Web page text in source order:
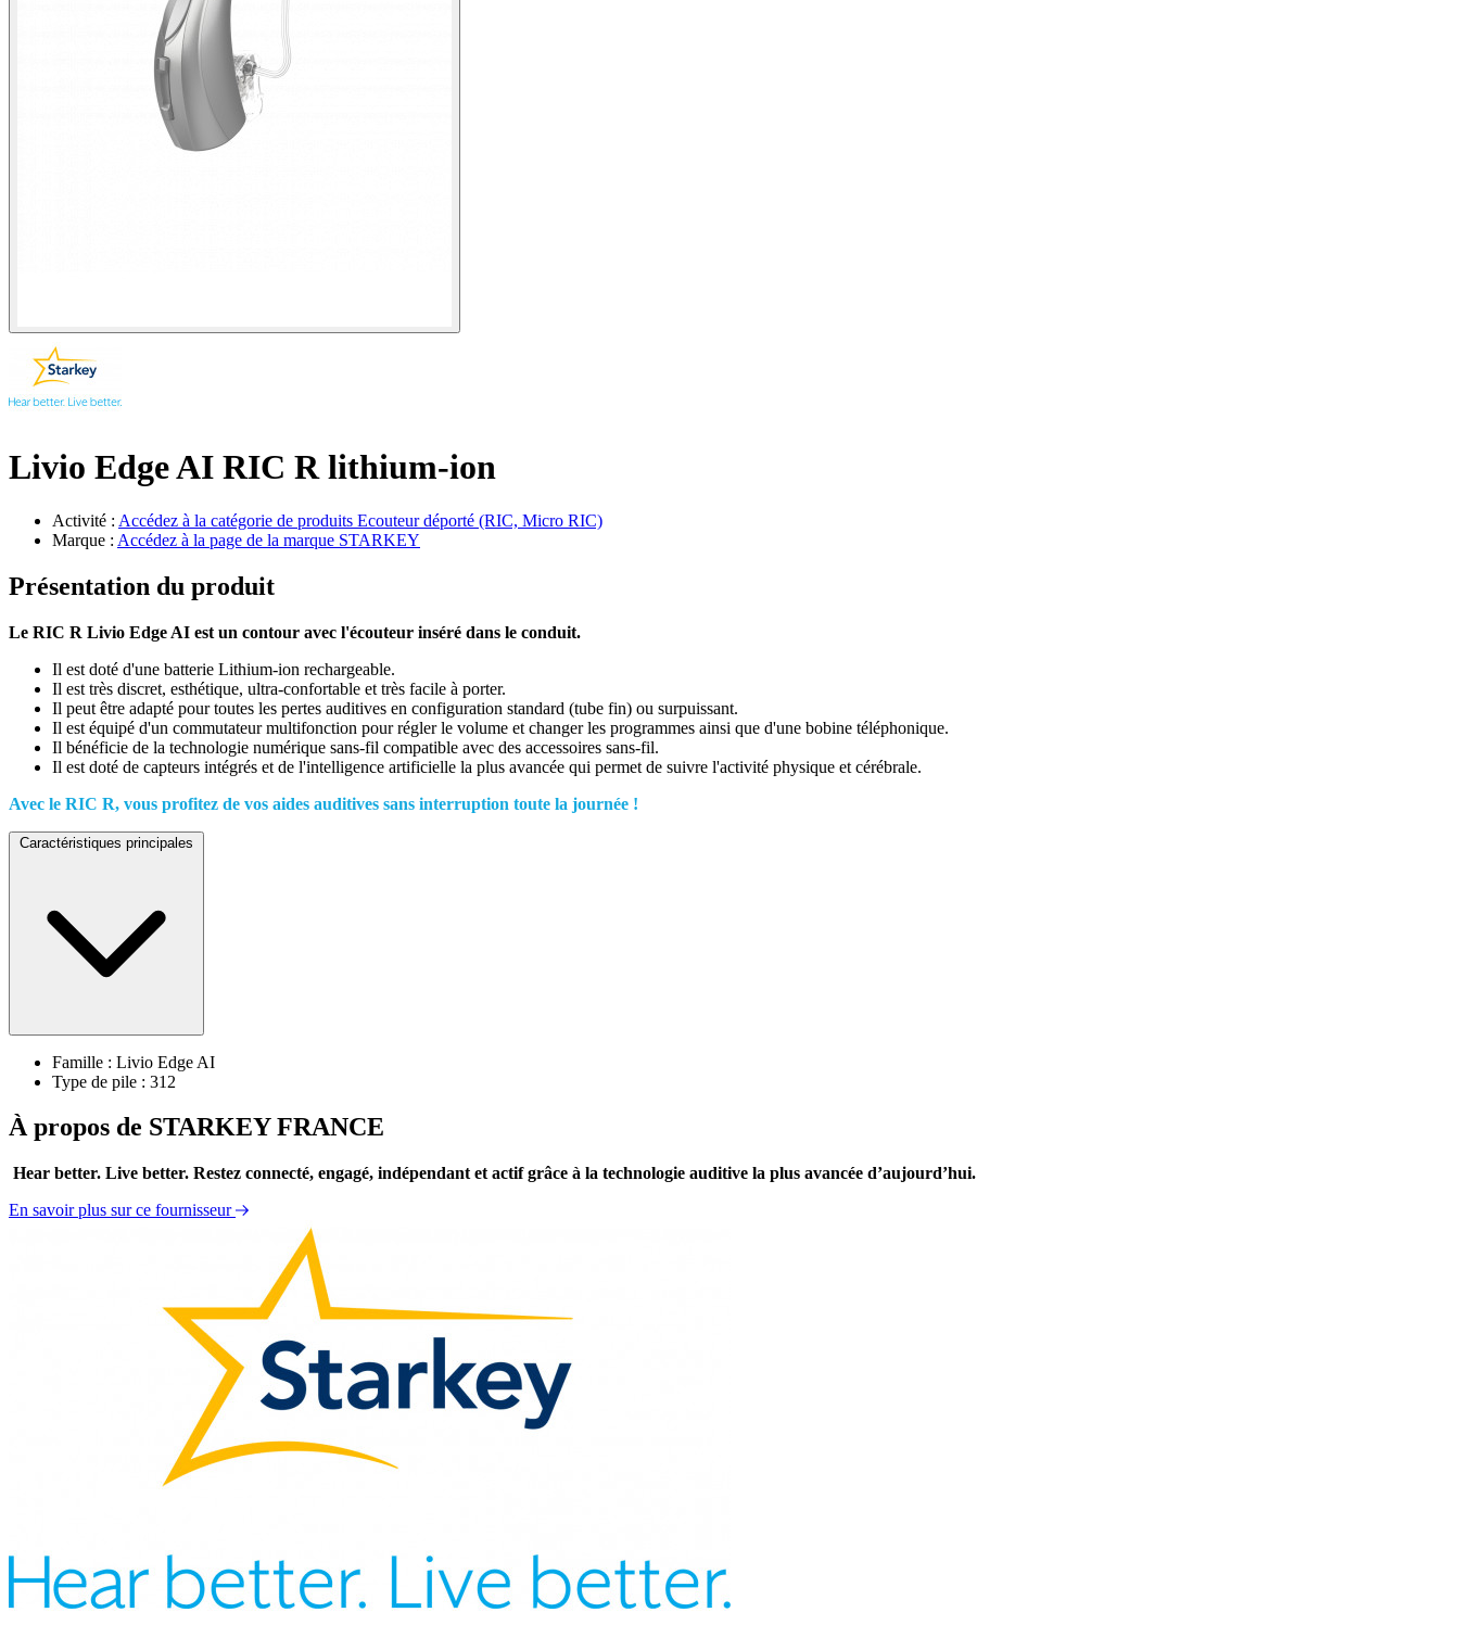
Livio Edge AI RIC R lithium-ion
Activité : Accédez à la catégorie de produits Ecouteur déporté (RIC, Micro RIC)
Marque : Accédez à la page de la marque STARKEY
Présentation du produit
Le RIC R Livio Edge AI est un contour avec l'écouteur inséré dans le conduit.
Il est doté d'une batterie Lithium-ion rechargeable.
Il est très discret, esthétique, ultra-confortable et très facile à porter.
Il peut être adapté pour toutes les pertes auditives en configuration standard (tube fin) ou surpuissant.
Il est équipé d'un commutateur multifonction pour régler le volume et changer les programmes ainsi que d'une bobine téléphonique.
Il bénéficie de la technologie numérique sans-fil compatible avec des accessoires sans-fil.
Il est doté de capteurs intégrés et de l'intelligence artificielle la plus avancée qui permet de suivre l'activité physique et cérébrale.
Avec le RIC R, vous profitez de vos aides auditives sans interruption toute la journée !
Caractéristiques principales
Famille : Livio Edge AI
Type de pile : 312
À propos de STARKEY FRANCE
Hear better. Live better. Restez connecté, engagé, indépendant et actif grâce à la technologie auditive la plus avancée d’aujourd’hui.
En savoir plus sur ce fournisseur